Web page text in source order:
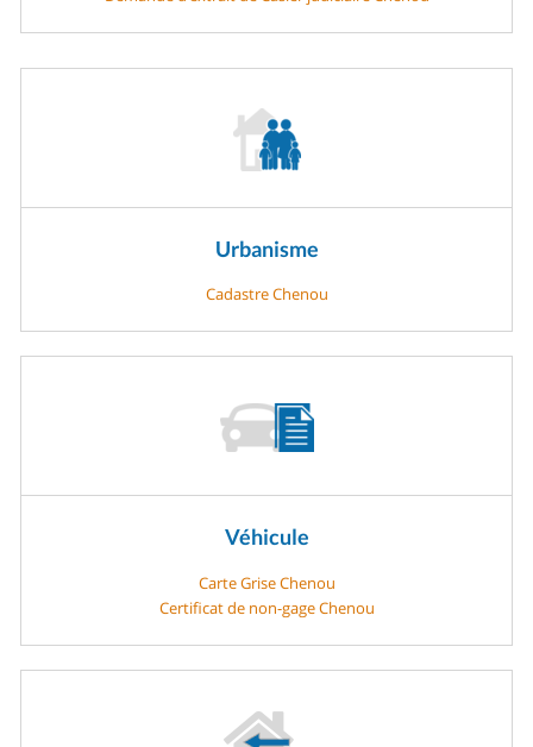
Urbanisme
Cadastre Chenou
Véhicule
Carte Grise Chenou
Certificat de non-gage Chenou